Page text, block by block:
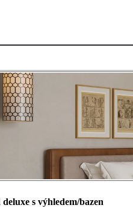
s výhledem/bazen